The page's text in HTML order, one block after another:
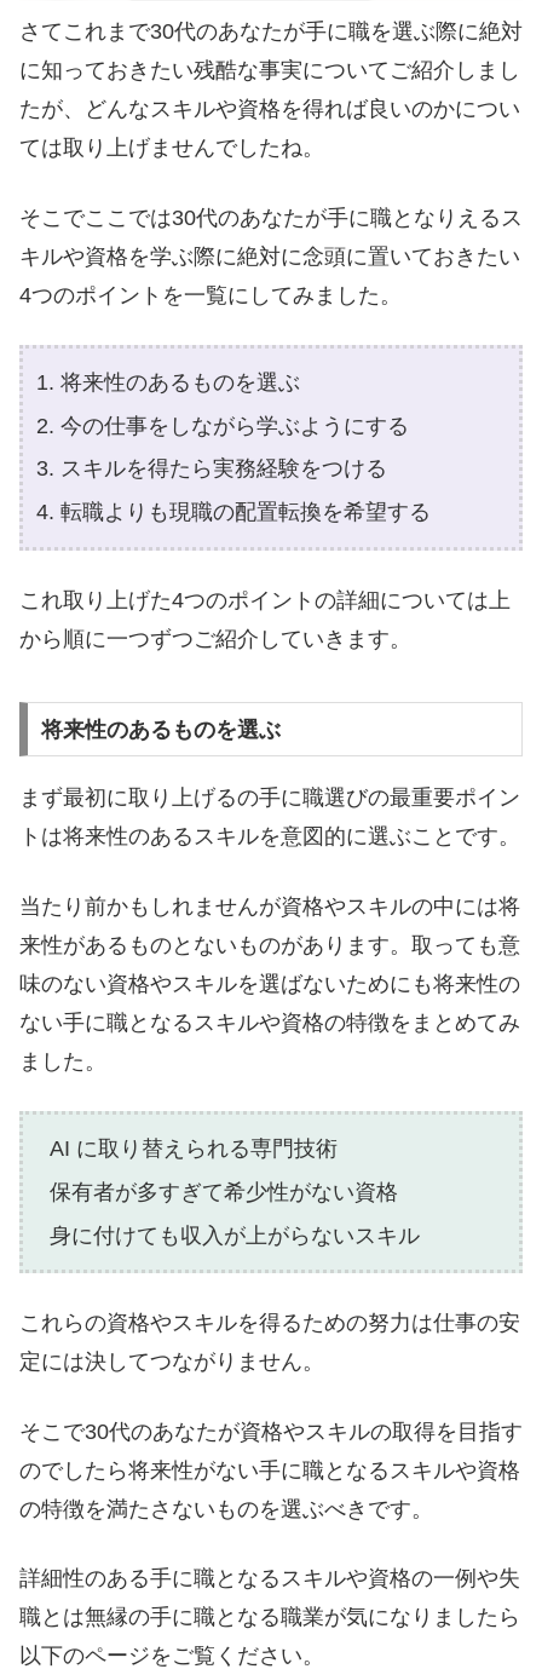
さてこれまで30代のあなたが手に職を選ぶ際に絶対
に知っておきたい残酷な事実についてご紹介しまし
たが、どんなスキルや資格を得れば良いのかについ
ては取り上げませんでしたね。
そこでここでは30代のあなたが手に職となりえるス
キルや資格を学ぶ際に絶対に念頭に置いておきたい
4つのポイントを一覧にしてみました。
将来性のあるものを選ぶ
今の仕事をしながら学ぶようにする
スキルを得たら実務経験をつける
転職よりも現職の配置転換を希望する
これ取り上げた4つのポイントの詳細については上
から順に一つずつご紹介していきます。
将来性のあるものを選ぶ
まず最初に取り上げるの手に職選びの最重要ポイン
トは将来性のあるスキルを意図的に選ぶことです。
当たり前かもしれませんが資格やスキルの中には将
来性があるものとないものがあります。取っても意
味のない資格やスキルを選ばないためにも将来性の
ない手に職となるスキルや資格の特徴をまとめてみ
ました。
AI に取り替えられる専門技術
保有者が多すぎて希少性がない資格
身に付けても収入が上がらないスキル
これらの資格やスキルを得るための努力は仕事の安
定には決してつながりません。
そこで30代のあなたが資格やスキルの取得を目指す
のでしたら将来性がない手に職となるスキルや資格
の特徴を満たさないものを選ぶべきです。
詳細性のある手に職となるスキルや資格の一例や失
職とは無縁の手に職となる職業が気になりましたら
以下のページをご覧ください。